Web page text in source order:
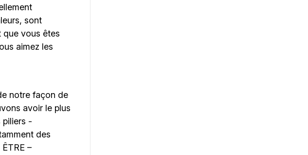
sont
que vous êtes
aimez les
notre façon de
avoir le plus
piliers -
des
–